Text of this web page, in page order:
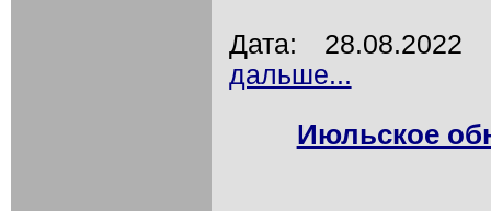
Дата:
дальше...
Июльское